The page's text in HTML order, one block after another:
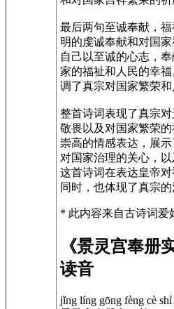
最后两句至诚奉献，
明的虔诚奉献和对国
自己以至诚的心志，
家的福祉和人民的幸
调了真宗对国家繁荣和
整首诗词表现了真宗
敬畏以及对国家繁荣
崇高的情感表达，展
对国家治理的关心，以
这首诗词在表达皇帝
同时，也体现了真宗
* 此内容来自古诗词爱
《景灵宫奉册
读音
jǐng líng gōng fèng cè shí